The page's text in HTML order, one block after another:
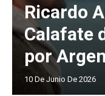
Ricardo
Calafate
por
10 De Junio De 2026